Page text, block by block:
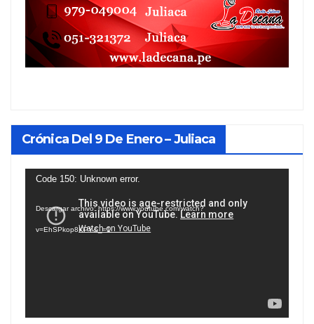
Crónica Del 9 De Enero – Juliaca
Reproductor
vídeo
Code 150: Unknown error.
Descargar archivo: https://www.youtube.com/watch?
v=EhSPkop8KPY&_=1